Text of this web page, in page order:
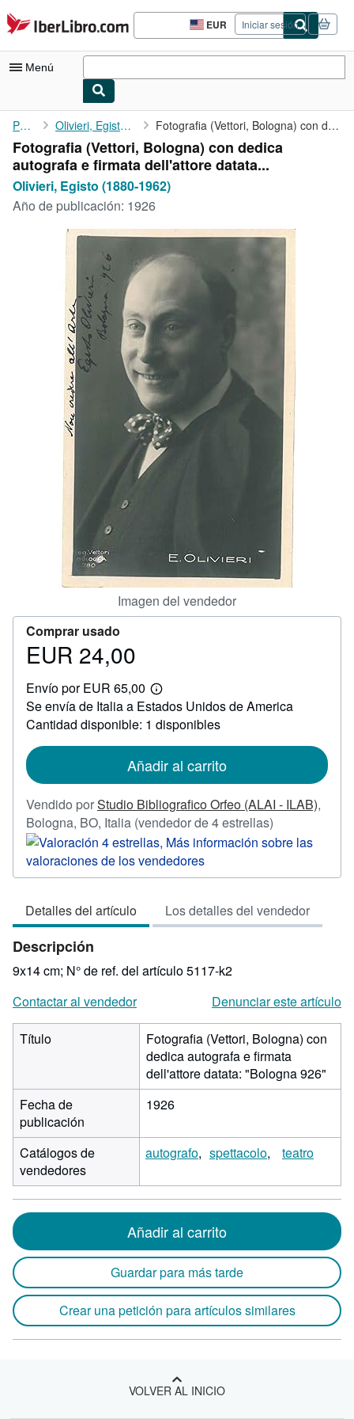
Pasar al contenido principal
IberLibro.com EUR
Preferencias
de
del
Iniciar sesión
Menú
Mi cuenta
Consultar mis pedidos
Búsqueda avanzada
Colecciones
Libros antiguos
Arte y coleccionismo
Comenzar a vender
CERRAR
Portada Olivieri, Egisto (1880-1962) Fotografia (Vettori, Bologna) con dedica autografa e firmata ...
Fotografia (Vettori, Bologna) con dedica
autografa e firmata dell'attore datata...
Olivieri, Egisto (1880-1962)
Año de publicación: 1926
Imagen del vendedor
Comprar usado
Precio
24,00
EUR 24,00
Envío por EUR 65,00
Más
información
sobre
las
envío
Se envía de Italia a Estados Unidos de America
Cantidad disponible: 1 disponibles
Añadir al carrito
Vendido porStudio Bibliografico Orfeo (ALAI - ILAB),
Bologna, BO, Italia (vendedor de 4 estrellas)
del
4
5
estrellas
Detalles del artículo Los detalles del vendedor
Descripción
9x14 cm; N° de ref. del artículo 5117-k2
Contactar al vendedor
Denunciar este artículo
Título
Fotografia (Vettori, Bologna) con
dedica autografa e firmata
dell'attore datata: "Bologna 926"
Fecha de
publicación
1926
Catálogos de
vendedores
autografo spettacolo teatro
Añadir al carrito
Guardar para más tarde
Crear una petición para artículos similares
VOLVER AL INICIO